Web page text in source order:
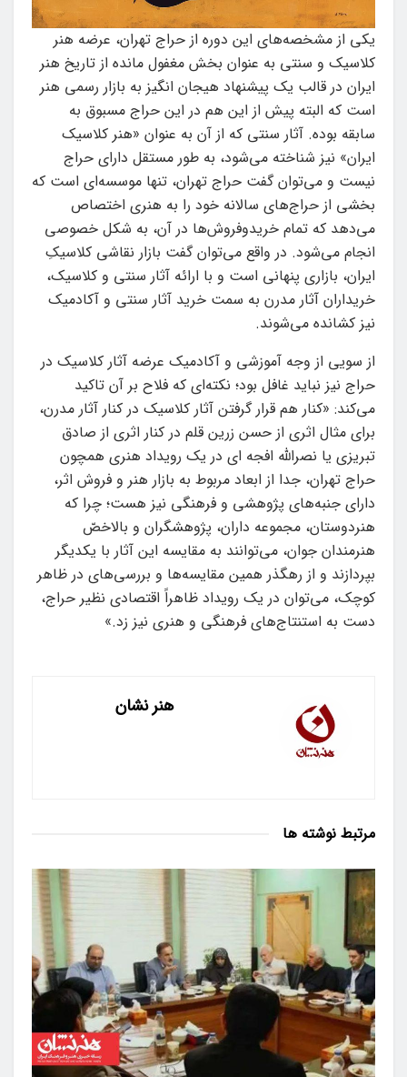
یکی از مشخصه‌های این دوره از حراج تهران، عرضه هنر
کلاسیک و سنتى به عنوان بخش مغفول مانده از تاریخ هنر
ایران در قالب یک پیشنهاد هیجان انگیز به بازار رسمى هنر
است که البته پیش از این هم در این حراج مسبوق به
سابقه بوده. آثار سنتی که از آن به عنوان «هنر کلاسیک
ایران» نیز شناخته می‌شود، به طور مستقل دارای حراج
نیست و می‌توان گفت حراج تهران، تنها موسسه‌ای است که
بخشی از حراج‌های سالانه خود را به هنری اختصاص
می‌دهد که تمام خریدوفروش‌ها در آن، به شکل خصوصی
انجام می‌شود. در واقع می‌توان گفت بازار نقاشی کلاسیکِ
ایران، بازاری پنهانی است و با ارائه آثار سنتی و کلاسیک،
خریداران آثار مدرن به سمت خرید آثار سنتی و آکادمیک
نیز کشانده می‌شوند.
از سویی از وجه آموزشی و آکادمیک عرضه آثار کلاسیک در
حراج نیز نباید غافل بود؛ نکته‌ای که فلاح بر آن تاکید
می‌کند: «کنار هم قرار گرفتن آثار کلاسیک در کنار آثار مدرن،
برای مثال اثری از حسن زرین قلم در کنار اثری از صادق
تبریزی یا نصرالله افجه ای در یک رویداد هنری همچون
حراج تهران، جدا از ابعاد مربوط به بازار هنر و فروش اثر،
دارای جنبه‌های پژوهشی و فرهنگی نیز هست؛ چرا که
هنردوستان، مجموعه داران، پژوهشگران و بالاخصّ
هنرمندان جوان، می‌توانند به مقایسه این آثار با یکدیگر
بپردازند و از رهگذر همین مقایسه‌ها و بررسی‌های در ظاهر
کوچک، می‌توان در یک رویداد ظاهراً اقتصادی نظیر حراج،
دست به استنتاج‌های فرهنگی و هنری نیز زد.»
هنر نشان
مرتبط نوشته ها